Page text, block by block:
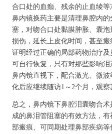
合口处的血痂、残余的止血绫
鼻内镜换药主要是清理鼻腔内
塞，对吻合口处黏膜肿胀、囊
损伤，延长上皮化时间，甚至
证明经过正确的局部药物治疗
可自行恢复，只有对那些影响
鼻内镜直视下，配合激光、微
化后应继续随访1～2个月，观察
总之，鼻内镜下鼻腔泪囊吻合
成的鼻泪管阻塞的有效方法，
部瘢痕、可同期处理鼻部疾病